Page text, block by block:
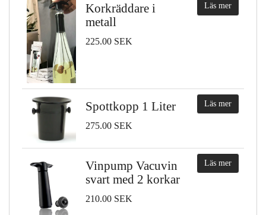
Korkräddare i
metall
225.00 SEK
Läs mer
Spottkopp 1 Liter
275.00 SEK
Läs mer
Vinpump Vacuvin
svart med 2 korkar
210.00 SEK
Läs mer